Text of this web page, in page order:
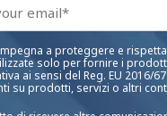
a proteggere e
solo per fornire i
ai sensi del Reg. EU 2016/
su prodotti, servizi o altri